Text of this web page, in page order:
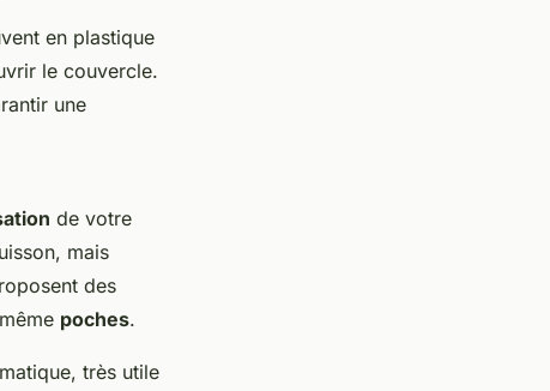
en plastique
le couvercle.
une
de votre
mais
des
poches.
très utile